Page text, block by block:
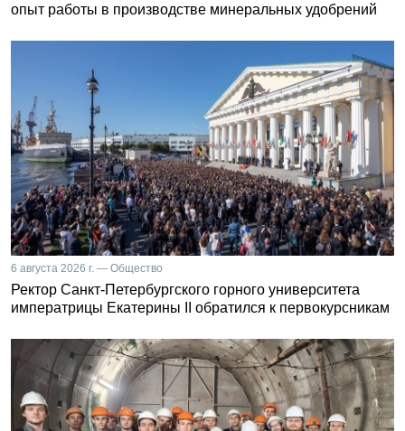
опыт работы в производстве минеральных удобрений
6 августа 2026 г. — Общество
Ректор Санкт-Петербургского горного университета
императрицы Екатерины II обратился к первокурсникам